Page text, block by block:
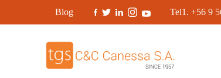
Blog Tel1. +56 9